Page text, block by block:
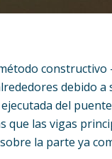
debido
ejecutada del
que las vigas
la parte ya